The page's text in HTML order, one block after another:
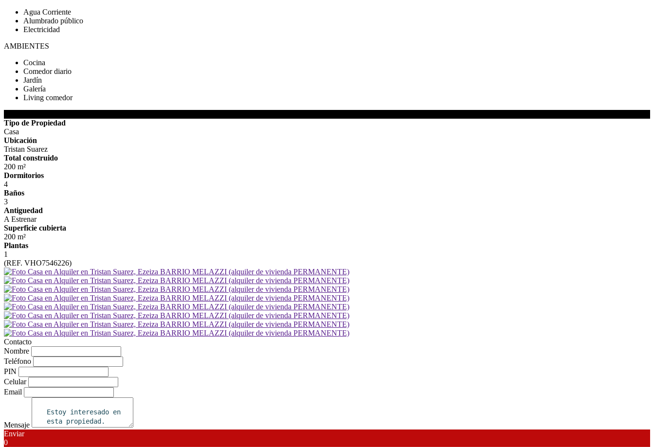
Agua Corriente
Alumbrado público
Electricidad
AMBIENTES
Cocina
Comedor diario
Jardín
Galería
Living comedor
Tipo de Propiedad
Casa
Ubicación
Tristan Suarez
Total construido
200 m²
Dormitorios
4
Baños
3
Antiguedad
A Estrenar
Superficie cubierta
200 m²
Plantas
1
(REF. VHO7546226)
Contacto
Nombre
Teléfono
PIN
Celular
Email
Mensaje
Enviar
0